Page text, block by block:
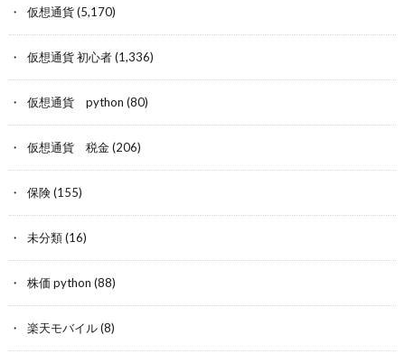
仮想通貨(5,170)
仮想通貨 初心者(1,336)
仮想通貨 python (80)
仮想通貨 税金(206)
保険(155)
未分類(16)
株価 python (88)
楽天モバイル(8)